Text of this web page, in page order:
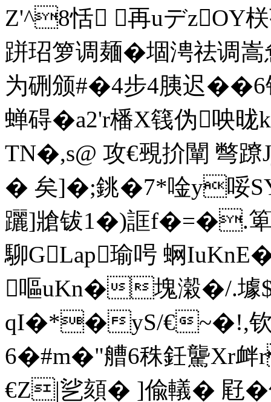
Z'^8恬 再uデzOY
跰玿箩调麺�堌涄祛调
为硎颁#�4步4胰迟��
蝉碍�a2'r橎X篯伪咉
TN�,s@ 攻€覡扴闡 彆蹽Jj
� 矣]�;銚�7*唫y哸
躧]牄钹1�)誆f�=�.
駠GLap瑜呺 蛧
嘔uKn�塊濲�/.壉
qI�*�yS/€~�!,钦X\
6�#m�"艚6秼鈓 驡Xr
€Z|乷頦� ]偸轙� 屘�